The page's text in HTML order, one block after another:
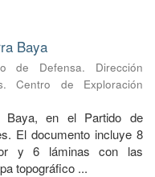
Baya
de Defensa. Dirección
Centro de Exploración
Baya, en el Partido de
El documento incluye 8
y 6 láminas con las
topográfico ...